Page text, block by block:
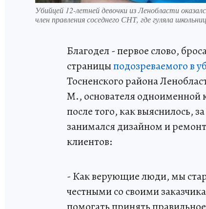
Убийцей 12-летней девочки из Ленобласти
член правления соседнего СНТ, где гуляла
Благодел - первое слово,
страницыподозреваемого в
Тосненского района
М., основателя одноименной
после того, как выяснилось,
занимался дизайном и
клиентов:
- Как верующие люди, мы
честными со своими